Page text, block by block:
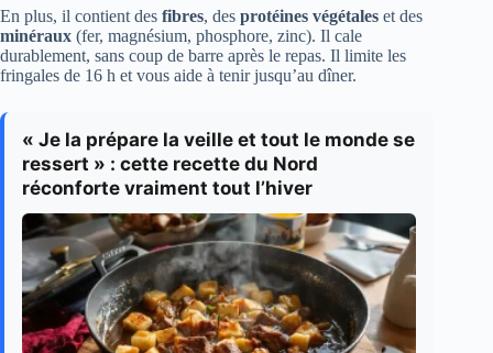
En plus, il contient des fibres, des protéines végétales et des
minéraux (fer, magnésium, phosphore, zinc). Il cale
durablement, sans coup de barre après le repas. Il limite les
fringales de 16 h et vous aide à tenir jusqu’au dîner.
« Je la prépare la veille et tout le monde se
ressert » : cette recette du Nord
réconforte vraiment tout l’hiver